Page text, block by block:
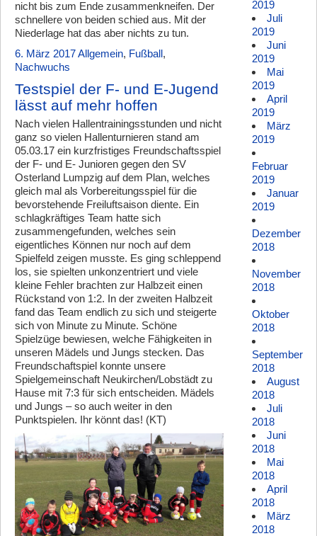
nicht bis zum Ende zusammenkneifen. Der
schnellere von beiden schied aus. Mit der
Niederlage hat das aber nichts zu tun.
6. März 2017Allgemein, Fußball,
Nachwuchs
Testspiel der F- und E-Jugend
lässt auf mehr hoffen
Nach vielen Hallentrainingsstunden und nicht
ganz so vielen Hallenturnieren stand am
05.03.17 ein kurzfristiges Freundschaftsspiel
der F- und E- Junioren gegen den SV
Osterland Lumpzig auf dem Plan, welches
gleich mal als Vorbereitungsspiel für die
bevorstehende Freiluftsaison diente. Ein
schlagkräftiges Team hatte sich
zusammengefunden, welches sein
eigentliches Können nur noch auf dem
Spielfeld zeigen musste. Es ging schleppend
los, sie spielten unkonzentriert und viele
kleine Fehler brachten zur Halbzeit einen
Rückstand von 1:2. In der zweiten Halbzeit
fand das Team endlich zu sich und steigerte
sich von Minute zu Minute. Schöne
Spielzüge bewiesen, welche Fähigkeiten in
unseren Mädels und Jungs stecken. Das
Freundschaftspiel konnte unsere
Spielgemeinschaft Neukirchen/Lobstädt zu
Hause mit 7:3 für sich entscheiden. Mädels
und Jungs – so auch weiter in den
Punktspielen. Ihr könnt das! (KT)
2019
Juli
2019
Juni
2019
Mai
2019
April
2019
März
2019
Februar
2019
Januar
2019
Dezember
2018
November
2018
Oktober
2018
September
2018
August
2018
Juli
2018
Juni
2018
Mai
2018
April
2018
März
2018